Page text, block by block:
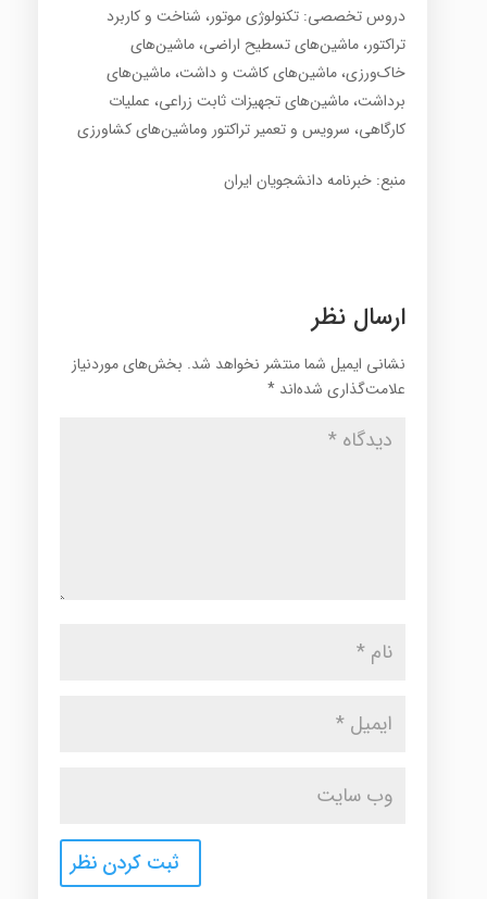
دروس تخصصی: تکنولوژی موتور، شناخت و کاربرد
تراکتور، ماشین‌های تسطیح اراضی، ماشین‌های
خاک‌ورزی، ماشین‌های کاشت و داشت، ماشین‌های
برداشت، ماشین‌های تجهیزات ثابت زراعی، عملیات
کارگاهی،‌ سرویس و تعمیر تراکتور وماشین‌های کشاورزی
منبع: خبرنامه دانشجویان ایران
ارسال نظر
نشانی ایمیل شما منتشر نخواهد شد. بخش‌های موردنیاز
علامت‌گذاری شده‌اند *